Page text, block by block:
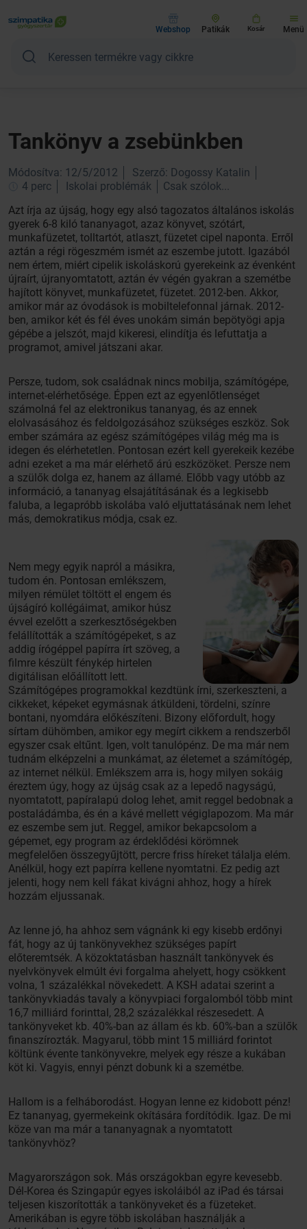
Webshop Patikák Kosár Menü
Tankönyv a zsebünkben
Módosítva: 12/5/2012
Szerző: Dogossy Katalin
4 perc
Iskolai problémák
Csak szólok...
Azt írja az újság, hogy egy alsó tagozatos általános iskolás
gyerek 6-8 kiló tananyagot, azaz könyvet, szótárt,
munkafüzetet, tolltartót, atlaszt, füzetet cipel naponta. Erről
aztán a régi rögeszmém ismét az eszembe jutott. Igazából
nem értem, miért cipelik iskoláskorú gyerekeink az évenként
újraírt, újranyomtatott, aztán év végén gyakran a szemétbe
hajított könyvet, munkafüzetet, füzetet. 2012-ben. Akkor,
amikor már az óvodások is mobiltelefonnal járnak. 2012-
ben, amikor két és fél éves unokám simán bepötyögi apja
gépébe a jelszót, majd kikeresi, elindítja és lefuttatja a
programot, amivel játszani akar.
Persze, tudom, sok családnak nincs mobilja, számítógépe,
internet-elérhetősége. Éppen ezt az egyenlőtlenséget
számolná fel az elektronikus tananyag, és az ennek
elolvasásához és feldolgozásához szükséges eszköz. Sok
ember számára az egész számítógépes világ még ma is
idegen és elérhetetlen. Pontosan ezért kell gyerekeik kezébe
adni ezeket a ma már elérhető árú eszközöket. Persze nem
a szülők dolga ez, hanem az államé. Előbb vagy utóbb az
információ, a tananyag elsajátításának és a legkisebb
faluba, a legapróbb iskolába való eljuttatásának nem lehet
más, demokratikus módja, csak ez.
Nem megy egyik napról a másikra,
tudom én. Pontosan emlékszem,
milyen rémület töltött el engem és
újságíró kollégáimat, amikor húsz
évvel ezelőtt a szerkesztőségekben
felállították a számítógépeket, s az
addig írógéppel papírra írt szöveg, a
filmre készült fénykép hirtelen
digitálisan előállított lett.
Számítógépes programokkal kezdtünk írni, szerkeszteni, a
cikkeket, képeket egymásnak átküldeni, tördelni, színre
bontani, nyomdára előkészíteni. Bizony előfordult, hogy
sírtam dühömben, amikor egy megírt cikkem a rendszerből
egyszer csak eltűnt. Igen, volt tanulópénz. De ma már nem
tudnám elképzelni a munkámat, az életemet a számítógép,
az internet nélkül. Emlékszem arra is, hogy milyen sokáig
éreztem úgy, hogy az újság csak az a lepedő nagyságú,
nyomtatott, papíralapú dolog lehet, amit reggel bedobnak a
postaládámba, és én a kávé mellett végiglapozom. Ma már
ez eszembe sem jut. Reggel, amikor bekapcsolom a
gépemet, egy program az érdeklődési körömnek
megfelelően összegyűjtött, percre friss híreket tálalja elém.
Anélkül, hogy ezt papírra kellene nyomtatni. Ez pedig azt
jelenti, hogy nem kell fákat kivágni ahhoz, hogy a hírek
hozzám eljussanak.
Az lenne jó, ha ahhoz sem vágnánk ki egy kisebb erdőnyi
fát, hogy az új tankönyvekhez szükséges papírt
előteremtsék. A közoktatásban használt tankönyvek és
nyelvkönyvek elmúlt évi forgalma ahelyett, hogy csökkent
volna, 1 százalékkal növekedett. A KSH adatai szerint a
tankönyvkiadás tavaly a könyvpiaci forgalomból több mint
16,7 milliárd forinttal, 28,2 százalékkal részesedett. A
tankönyveket kb. 40%-ban az állam és kb. 60%-ban a szülők
finanszírozták. Magyarul, több mint 15 milliárd forintot
költünk évente tankönyvekre, melyek egy része a kukában
köt ki. Vagyis, ennyi pénzt dobunk ki a szemétbe.
Hallom is a felháborodást. Hogyan lenne ez kidobott pénz!
Ez tananyag, gyermekeink okítására fordítódik. Igaz. De mi
köze van ma már a tananyagnak a nyomtatott
tankönyvhöz?
Magyarországon sok. Más országokban egyre kevesebb.
Dél-Korea és Szingapúr egyes iskoláiból az iPad és társai
teljesen kiszorították a tankönyveket és a füzeteket.
Amerikában is egyre több iskolában használják a